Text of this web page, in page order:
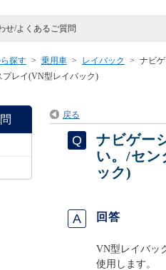
探す > 乗用車 > レイバック > ナビ
プレイ(VN型レイバック)
戻る
ナビゲー
い。/セン
ック)
回答
VN型レイバッ
使用します。